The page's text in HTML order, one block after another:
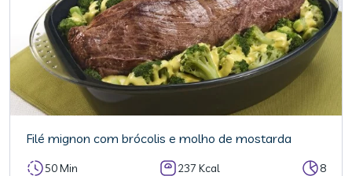
Filé mignon com brócolis e molho de mostarda
50 Min 237 Kcal 8